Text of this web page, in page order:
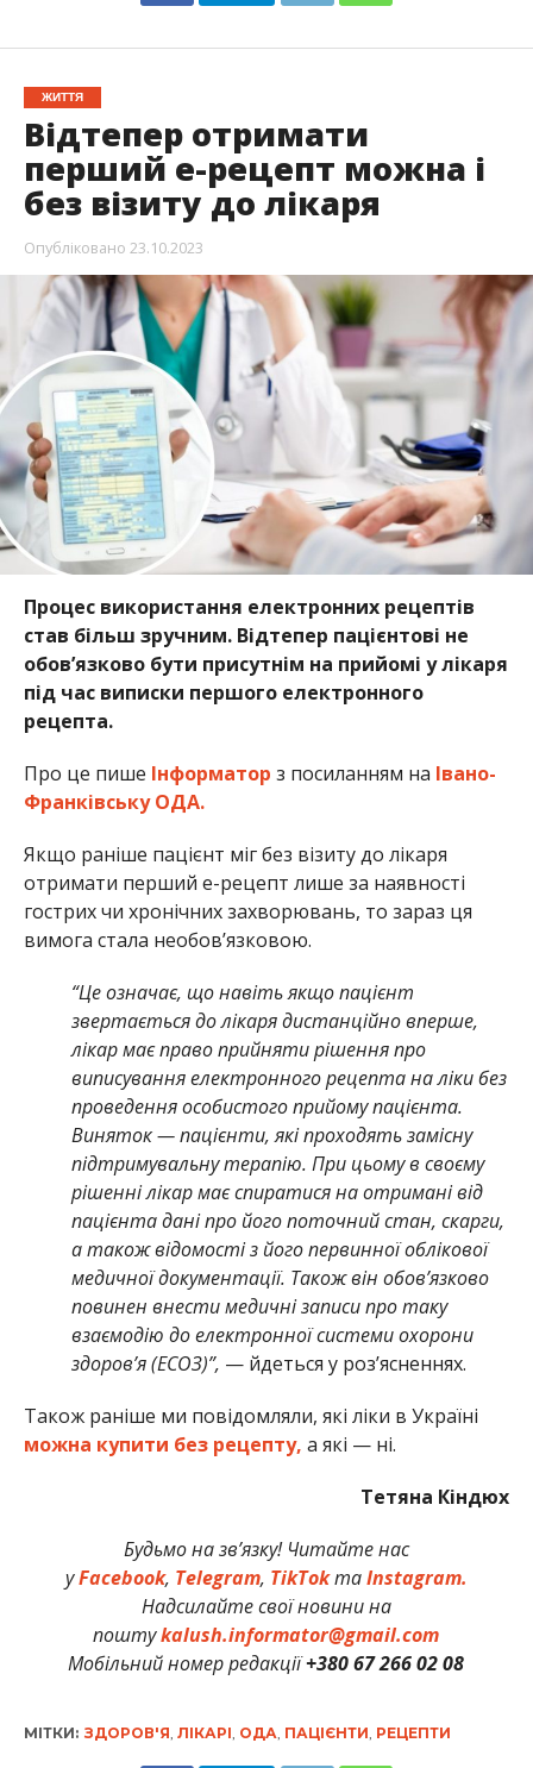
ЖИТТЯ
Відтепер отримати
перший е-рецепт можна і
без візиту до лікаря
Опубліковано 23.10.2023
Процес використання електронних рецептів
став більш зручним. Відтепер пацієнтові не
обов’язково бути присутнім на прийомі у лікаря
під час виписки першого електронного
рецепта.
Про це пише Інформатор з посиланням на Івано-
Франківську ОДА.
Якщо раніше пацієнт міг без візиту до лікаря
отримати перший е-рецепт лише за наявності
гострих чи хронічних захворювань, то зараз ця
вимога стала необовʼязковою.
“Це означає, що навіть якщо пацієнт
звертається до лікаря дистанційно вперше,
лікар має право прийняти рішення про
виписування електронного рецепта на ліки без
проведення особистого прийому пацієнта.
Виняток — пацієнти, які проходять замісну
підтримувальну терапію. При цьому в своєму
рішенні лікар має спиратися на отримані від
пацієнта дані про його поточний стан, скарги,
а також відомості з його первинної облікової
медичної документації. Також він обов’язково
повинен внести медичні записи про таку
взаємодію до електронної системи охорони
здоров’я (ЕСОЗ)”, — йдеться у роз’ясненнях.
Також раніше ми повідомляли, які ліки в Україні
можна купити без рецепту, а які — ні.
Тетяна Кіндюх
Будьмо на зв’язку! Читайте нас
уFacebook, Telegram, TikTokтаInstagram.
Надсилайте свої новини на
поштуkalush.informator@gmail.com
Мобільний номер редакції+380 67 266 02 08
МІТКИ: ЗДОРОВ'Я ЛІКАРІ ОДА ПАЦІЄНТИ РЕЦЕПТИ